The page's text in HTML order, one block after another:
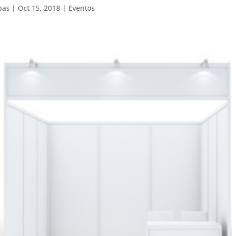
| Oct 15, 2018 | Eventos